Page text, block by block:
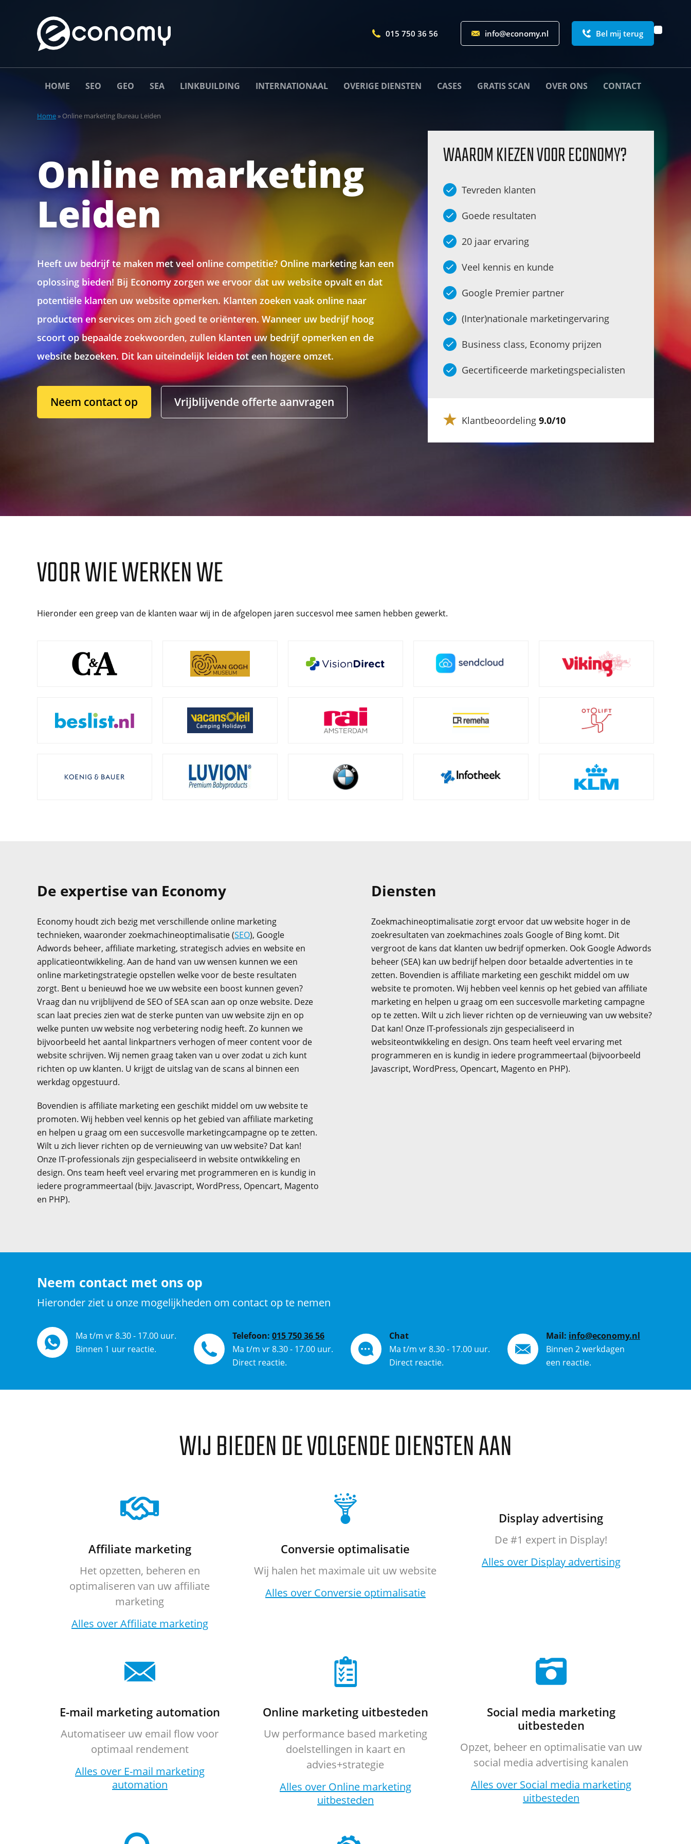
015 750 36 56 info@economy.nl Bel mij terug
HOME SEO GEO SEA LINKBUILDING INTERNATIONAAL OVERIGE DIENSTEN CASES GRATIS SCAN OVER ONS CONTACT
Home» Online marketing Bureau Leiden
Online marketing
Leiden
Heeft uw bedrijf te maken met veel online competitie? Online marketing kan een
oplossing bieden! Bij Economy zorgen we ervoor dat uw website opvalt en dat
potentiële klanten uw website opmerken. Klanten zoeken vaak online naar
producten en services om zich goed te oriënteren. Wanneer uw bedrijf hoog
scoort op bepaalde zoekwoorden, zullen klanten uw bedrijf opmerken en de
website bezoeken. Dit kan uiteindelijk leiden tot een hogere omzet.
Neem contact op Vrijblijvende offerte aanvragen
WAAROM KIEZEN VOOR ECONOMY?
Tevreden klanten
Goede resultaten
20 jaar ervaring
Veel kennis en kunde
Google Premier partner
(Inter)nationale marketingervaring
Business class, Economy prijzen
Gecertificeerde marketingspecialisten
Klantbeoordeling 9.0/10
VOOR WIE WERKEN WE
Hieronder een greep van de klanten waar wij in de afgelopen jaren succesvol mee samen hebben gewerkt.
De expertise van Economy
Economy houdt zich bezig met verschillende online marketing
technieken, waaronder zoekmachineoptimalisatie (SEO), Google
Adwords beheer, affiliate marketing, strategisch advies en website en
applicatieontwikkeling. Aan de hand van uw wensen kunnen we een
online marketingstrategie opstellen welke voor de beste resultaten
zorgt. Bent u benieuwd hoe we uw website een boost kunnen geven?
Vraag dan nu vrijblijvend de SEO of SEA scan aan op onze website. Deze
scan laat precies zien wat de sterke punten van uw website zijn en op
welke punten uw website nog verbetering nodig heeft. Zo kunnen we
bijvoorbeeld het aantal linkpartners verhogen of meer content voor de
website schrijven. Wij nemen graag taken van u over zodat u zich kunt
richten op uw klanten. U krijgt de uitslag van de scans al binnen een
werkdag opgestuurd.
Bovendien is affiliate marketing een geschikt middel om uw website te
promoten. Wij hebben veel kennis op het gebied van affiliate marketing
en helpen u graag om een succesvolle marketingcampagne op te zetten.
Wilt u zich liever richten op de vernieuwing van uw website? Dat kan!
Onze IT-professionals zijn gespecialiseerd in website ontwikkeling en
design. Ons team heeft veel ervaring met programmeren en is kundig in
iedere programmeertaal (bijv. Javascript, WordPress, Opencart, Magento
en PHP).
Diensten
Zoekmachineoptimalisatie zorgt ervoor dat uw website hoger in de
zoekresultaten van zoekmachines zoals Google of Bing komt. Dit
vergroot de kans dat klanten uw bedrijf opmerken. Ook Google Adwords
beheer (SEA) kan uw bedrijf helpen door betaalde advertenties in te
zetten. Bovendien is affiliate marketing een geschikt middel om uw
website te promoten. Wij hebben veel kennis op het gebied van affiliate
marketing en helpen u graag om een succesvolle marketing campagne
op te zetten. Wilt u zich liever richten op de vernieuwing van uw website?
Dat kan! Onze IT-professionals zijn gespecialiseerd in
websiteontwikkeling en design. Ons team heeft veel ervaring met
programmeren en is kundig in iedere programmeertaal (bijvoorbeeld
Javascript, WordPress, Opencart, Magento en PHP).
Neem contact met ons op
Hieronder ziet u onze mogelijkheden om contact op te nemen
Ma t/m vr 8.30 - 17.00 uur.
Binnen 1 uur reactie.
Telefoon: 015 750 36 56
Ma t/m vr 8.30 - 17.00 uur.
Direct reactie.
Chat
Ma t/m vr 8.30 - 17.00 uur.
Direct reactie.
Mail: info@economy.nl
Binnen 2 werkdagen
een reactie.
WIJ BIEDEN DE VOLGENDE DIENSTEN AAN
Affiliate marketing
Het opzetten, beheren en
optimaliseren van uw affiliate
marketing
Alles over Affiliate marketing
Conversie optimalisatie
Wij halen het maximale uit uw website
Alles over Conversie optimalisatie
Display advertising
De #1 expert in Display!
Alles over Display advertising
E-mail marketing automation
Automatiseer uw email flow voor
optimaal rendement
Alles over E-mail marketing
automation
Online marketing uitbesteden
Uw performance based marketing
doelstellingen in kaart en
advies+strategie
Alles over Online marketing
uitbesteden
Social media marketing
uitbesteden
Opzet, beheer en optimalisatie van uw
social media advertising kanalen
Alles over Social media marketing
uitbesteden
Naam *
Recaptcha